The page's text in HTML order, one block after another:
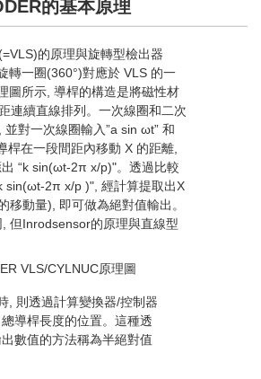
的基本原理
的原理與旋轉型檢出器
轉一圈(360°)對應於 VLS 的一
圖所示, 導桿的構造是將磁性材
連續直線排列。一次線圈和二次
對一次線圈輸入”a sin ωt” 和
桿在一段間距內移動 X 的距離,
“k sin(ωt-2π x/p)"。透過比較
sin(ωt-2π x/p )", 經計算提取出X
移動量), 即可做為絕對值輸出。
但Inrodsensor的原理與直線型
, 則透過計算變換器/控制器
導桿長度的位置。這種透
數值的方法稱為半絕對值